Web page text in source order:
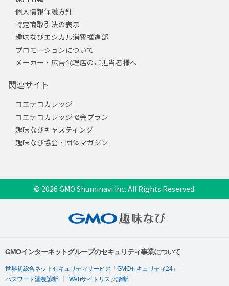
個人情報保護方針
特定商取引法の表示
趣味なびエシカル消費推進部
プロモーションについて
メーカー・広告代理店のご担当者様へ
関連サイト
コエテコカレッジ
コエテコカレッジ協会プラン
趣味なびキャスティング
趣味なび協会・団体マガジン
© 2026 GMO Shuminavi Inc. All Rights Reserved.